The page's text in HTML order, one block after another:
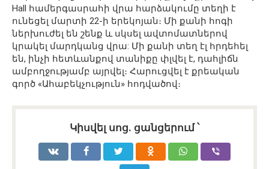
Hall համերգասրահի վրա հարձակումը տեղի է
ունեցել մարտի 22-ի երեկոյան։ Մի քանի հոգի
ներխուժել են շենք և սկսել ավտոմատներով
կրակել մարդկանց վրա: Մի քանի տեղ էլ հրդեհել
են, ինչի հետևանքով տանիքը փլվել է, դահլիճն
ամբողջությամբ այրվել։ Հարուցվել է քրեական
գործ «Ահաբեկչություն» հոդվածով։
Կիսվել սոց․ ցանցերում ՝